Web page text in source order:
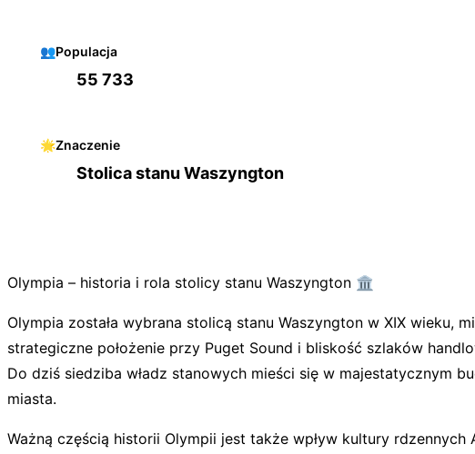
👥Populacja
55 733
🌟Znaczenie
Stolica stanu Waszyngton
Olympia – historia i rola stolicy stanu Waszyngton 🏛️
Olympia została wybrana stolicą stanu Waszyngton w XIX wieku,
strategiczne położenie przy Puget Sound i bliskość szlaków
Do dziś siedziba władz stanowych mieści się w majestatycznym
miasta.
Ważną częścią historii Olympii jest także wpływ kultury rdzennych